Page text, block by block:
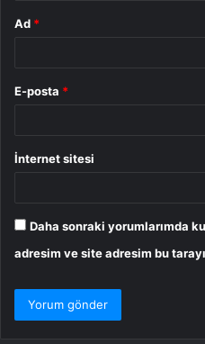
Ad *
E-posta *
İnternet sitesi
Daha sonraki yorumlarımda
adresim ve site adresim bu